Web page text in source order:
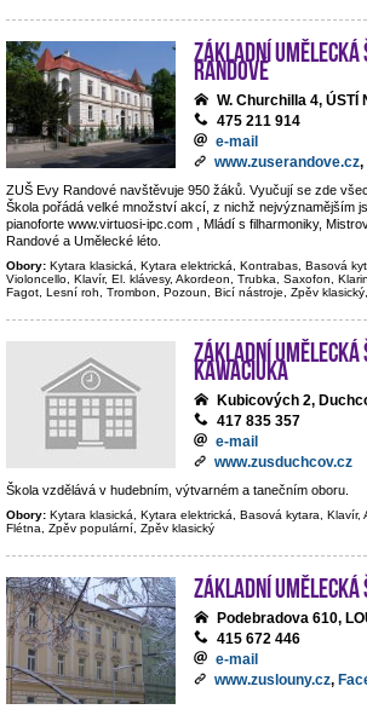
Základní umělecká
Randové
W. Churchilla 4, ÚSTÍ
475 211 914
e-mail
www.zuserandove.cz,
ZUŠ Evy Randové navštěvuje 950 žáků. Vyučují se zde
Škola pořádá velké množství akcí, z nichž nejvýznamějším
pianoforte www.virtuosi-ipc.com , Mládí s filharmoniky,
Randové a Umělecké léto.
Obory: Kytara klasická, Kytara elektrická, Kontrabas, Basová
Violoncello, Klavír, El. klávesy, Akordeon, Trubka, Saxofon,
Fagot, Lesní roh, Trombon, Pozoun, Bicí nástroje, Zpěv
Základní umělecká
Kawaciuka
Kubicových 2,
417 835 357
e-mail
www.zusduchcov.cz
Škola vzdělává v hudebním, výtvarném a tanečním oboru.
Obory: Kytara klasická, Kytara elektrická, Basová kytara, Klavír,
Flétna, Zpěv populární, Zpěv klasický
Základní umělecká
Podebradova 610,
415 672 446
e-mail
www.zuslouny.cz,